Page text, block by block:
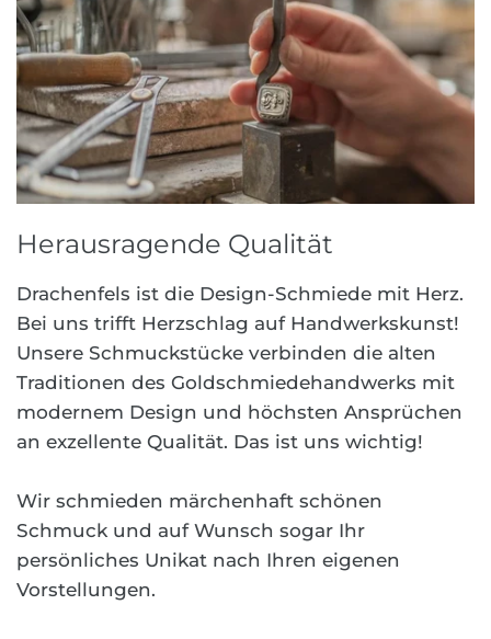
Herausragende Qualität
Drachenfels ist die Design-Schmiede mit Herz.
Bei uns trifft Herzschlag auf Handwerkskunst!
Unsere Schmuckstücke verbinden die alten
Traditionen des Goldschmiedehandwerks mit
modernem Design und höchsten Ansprüchen
an exzellente Qualität. Das ist uns wichtig!
Wir schmieden märchenhaft schönen
Schmuck und auf Wunsch sogar Ihr
persönliches Unikat nach Ihren eigenen
Vorstellungen.